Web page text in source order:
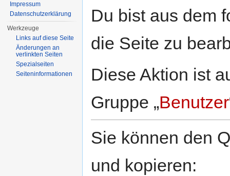
Du bist aus dem
die Seite zu
Diese Aktion ist
Gruppe „Benutzer
Sie können den
und kopieren:
Impressum
Datenschutzerklärung
Werkzeuge
Links auf diese Seite
Änderungen an
verlinkten Seiten
Spezialseiten
Seiten­informationen